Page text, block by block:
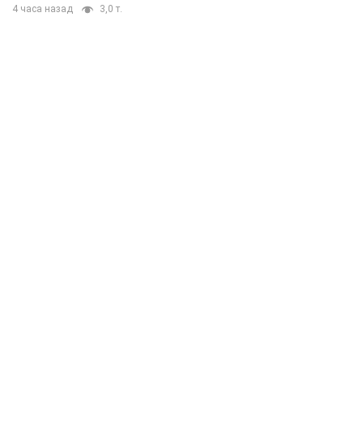
4 часа назад 3,0 т.